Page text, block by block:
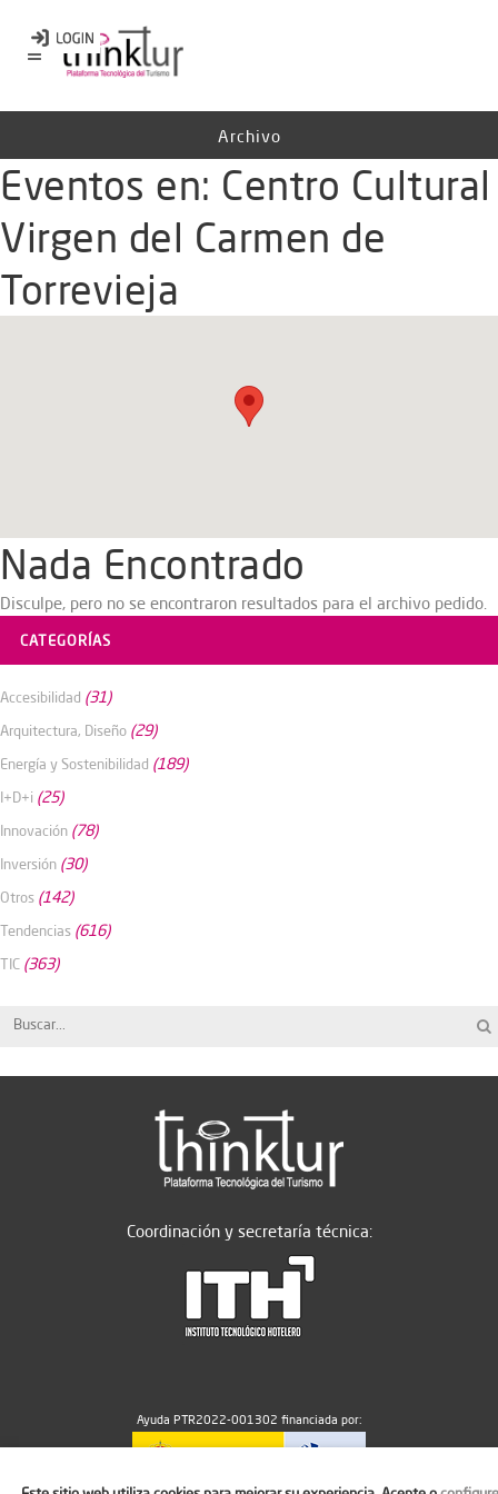
Archivo
Eventos en: Centro Cultural
Virgen del Carmen de
Torrevieja
Nada Encontrado
Disculpe, pero no se encontraron resultados para el archivo pedido.
CATEGORÍAS
Accesibilidad (31)
Arquitectura, Diseño (29)
Energía y Sostenibilidad (189)
I+D+i (25)
Innovación (78)
Inversión (30)
Otros (142)
Tendencias (616)
TIC (363)
Coordinación y secretaría técnica:
Ayuda PTR2022-001302 financiada por: